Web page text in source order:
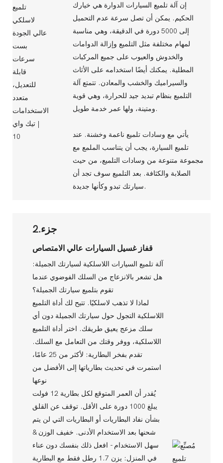
إن آلة تلميع السيارات الدوارة هي خيارك
الحكيم. يمكن أن تصل سرعة عدم التحميل
إلى 5000 دورة في الدقيقة، وهي مناسبة
لمهام مختلفة مثل التلميع وإزالة الدوامات
والخدوش والعيوب على جميع المركبات
المطلية. يمكنك أيضًا استخدامه على الأثاث
والسيراميك والخشب والمعادن. تتمتع آلة
التلميع بنظام تبديد جيد للحرارة، وهي قوية
ومتينة، ولها عمر خدمة طويل.
يأتي مع وسادات تلميع ناعمة وخشنة. عند
تلميع السيارة، يجب أن يتناسب الملمع مع
مجموعة متنوعة من وسادات التلميع، من حيث
الصلابة والكثافة. بعد التلميع سوف تجد أن
سيارتك تبدو وكأنها جديدة.
جزء.2
قفاز غسيل السيارات عالي الامتصاص
آلة تلميع السيارات اللاسلكية لسيارتك الجميلة:
هل تشعر بالانزعاج من السلك الفوضوي عندما
لماذا لا تذهب لاسلكيًا. تتيح لك أداة التلميع
اللاسلكية التجول حول سيارتك الجميلة دون أي
سلك مزعج يعيق طريقك. اختر أداة التلميع
اللاسلكية، ووفر وقتك من التعامل مع السلك.
تقدم بفخر البطارية: لأكثر من 25 عامًا،
استمرت في تحديث بطارياتها إلى الأفضل من
يُقدر أن العمر المتوقع لكل بطارية 12 فولت
يبلغ 1000 دورة على الأقل. توقف عن القلق
بشأن نفاد البطاريات أو البطاريات التي لن يتم
شحنها بعد الاستخدام الأدنى. خفيف الوزن &
سهل الاستخدام - افعل ذلك بنفسك دون عناء
في المنزل: يزن 1.7 رطل فقط مع البطارية